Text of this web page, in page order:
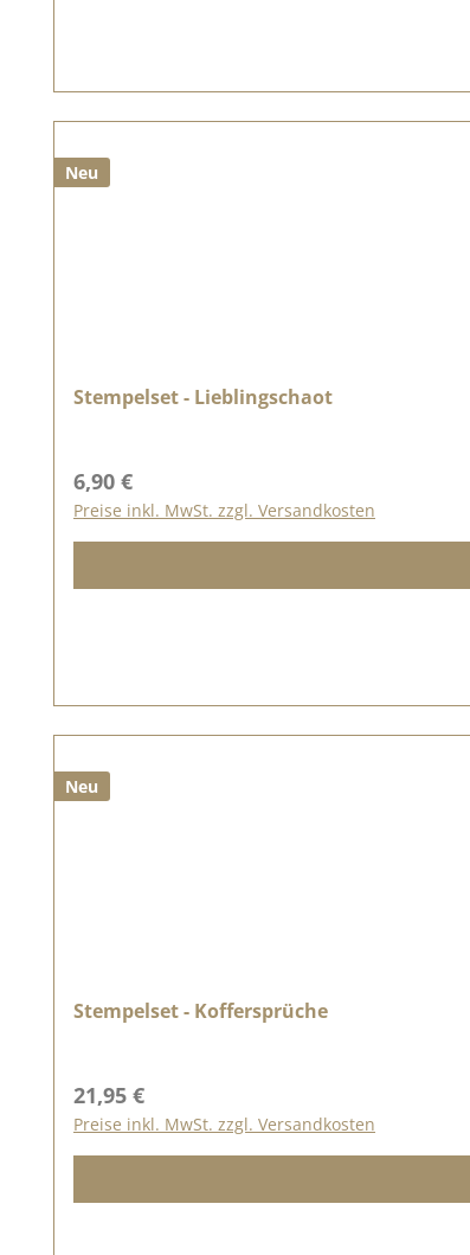
Neu
Stempelset - Lieblingschaot
Regulärer Preis:
6,90 €
Preise inkl. MwSt. zzgl. Versandkosten
Neu
Stempelset - Koffersprüche
Regulärer Preis:
21,95 €
Preise inkl. MwSt. zzgl. Versandkosten